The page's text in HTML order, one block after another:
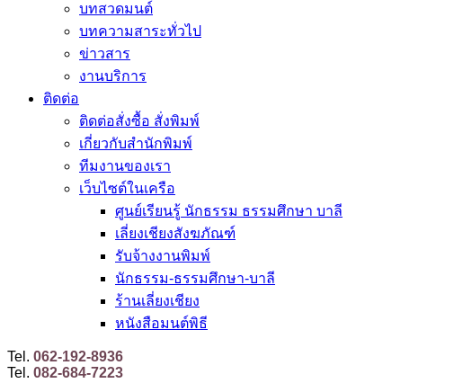
บทสวดมนต์
บทความสาระทั่วไป
ข่าวสาร
งานบริการ
ติดต่อ
ติดต่อสั่งซื้อ สั่งพิมพ์
เกี่ยวกับสำนักพิมพ์
ทีมงานของเรา
เว็บไซต์ในเครือ
ศูนย์เรียนรู้ นักธรรม ธรรมศึกษา บาลี
เลี่ยงเชียงสังฆภัณฑ์
รับจ้างงานพิมพ์
นักธรรม-ธรรมศึกษา-บาลี
ร้านเลี่ยงเชียง
หนังสือมนต์พิธี
Tel. 062-192-8936
Tel. 082-684-7223